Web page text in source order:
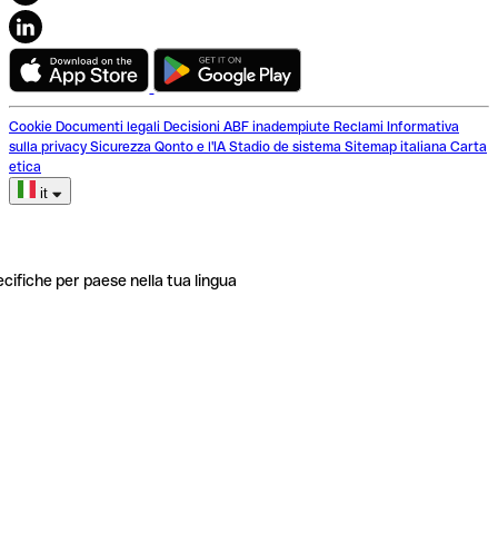
Cookie Documenti legali Decisioni ABF inadempiute Reclami Informativa
sulla privacy Sicurezza Qonto e l'IA Stadio de sistema Sitemap italiana Carta
etica
it
per paese nella tua lingua